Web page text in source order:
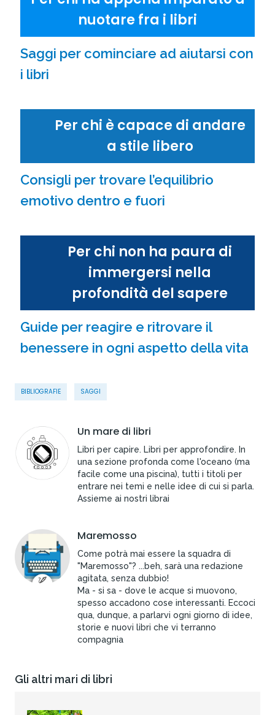
BIBLIOGRAFIE SAGGI
Un mare di libri
Libri per capire. Libri per approfondire. In
una sezione profonda come l'oceano (ma
facile come una piscina), tutti i titoli per
entrare nei temi e nelle idee di cui si parla.
Assieme ai nostri librai
Maremosso
Come potrà mai essere la squadra di
"Maremosso"? ...beh, sarà una redazione
agitata, senza dubbio!
Ma - si sa - dove le acque si muovono,
spesso accadono cose interessanti. Eccoci
qua, dunque, a parlarvi ogni giorno di idee,
storie e nuovi libri che vi terranno
compagnia
Gli altri mari di libri
nuotare fra i libri
Saggi per cominciare ad aiutarsi con
i libri
Per chi è capace di andare
a stile libero
Consigli per trovare l’equilibrio
emotivo dentro e fuori
Per chi non ha paura di
immergersi nella
profondità del sapere
Guide per reagire e ritrovare il
benessere in ogni aspetto della vita